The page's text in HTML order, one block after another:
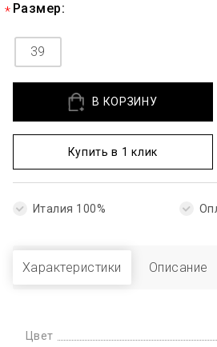
Размер:
39
В КОРЗИНУ
Купить в 1 клик
Италия 100%
Характеристики Описание
Цвет